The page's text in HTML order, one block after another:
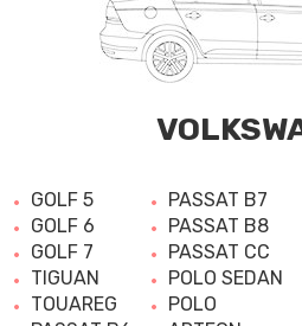
GOLF 5
GOLF 6
GOLF 7
TIGUAN
TOUAREG
PASSAT B7
PASSAT B8
PASSAT CC
POLO SEDAN
POLO